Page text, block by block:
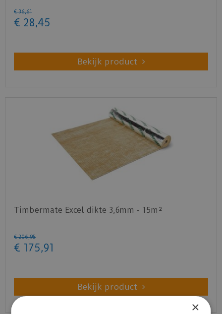
€ 36,61
€ 28,45
Bekijk product
Timbermate Excel dikte 3,6mm - 15m²
€ 206,95
€ 175,91
Bekijk product
×